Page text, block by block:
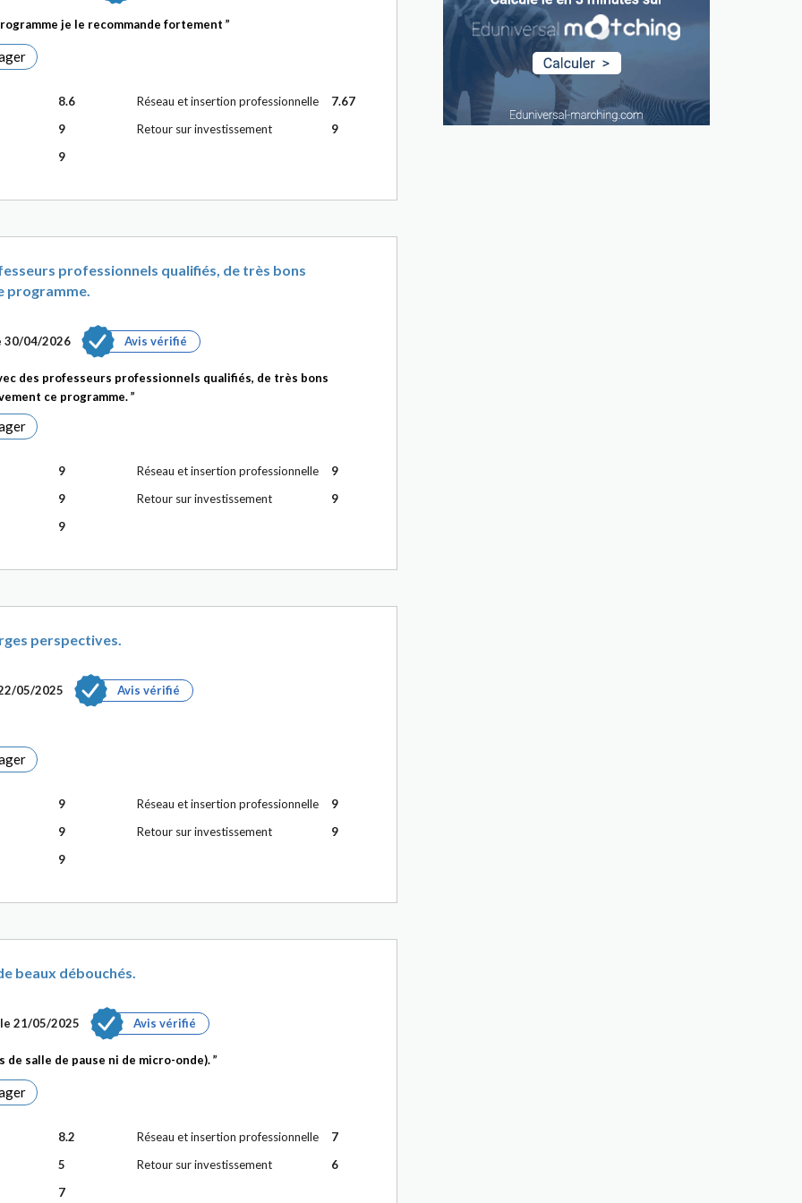
je le recommande fortement
8.6
9
9
Réseau et insertion professionnelle
7.67
Retour sur investissement
9
professionnels qualifiés, de très bons
programme.
30/04/2026 Avis vérifié
des professeurs professionnels qualifiés, de très bons
ce programme.
9
9
9
Réseau et insertion professionnelle
9
Retour sur investissement
9
perspectives.
05/2025 Avis vérifié
9
9
9
Réseau et insertion professionnelle
9
Retour sur investissement
9
beaux débouchés.
21/05/2025 Avis vérifié
de salle de pause ni de micro-onde).
8.2
5
7
Réseau et insertion professionnelle
7
Retour sur investissement
6